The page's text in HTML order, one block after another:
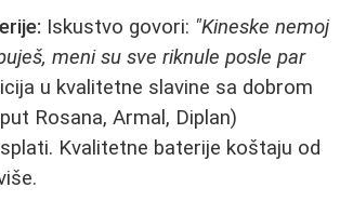
Iskustvo govori: "Kineske nemoj
meni su sve riknule posle par
u kvalitetne slavine sa dobrom
Rosana, Armal, Diplan)
Kvalitetne baterije koštaju od